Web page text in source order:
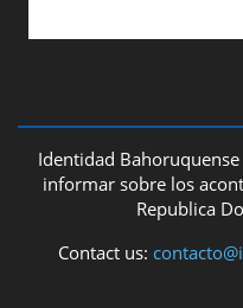
Identidad
informar sobre los
Republica
Contact us: